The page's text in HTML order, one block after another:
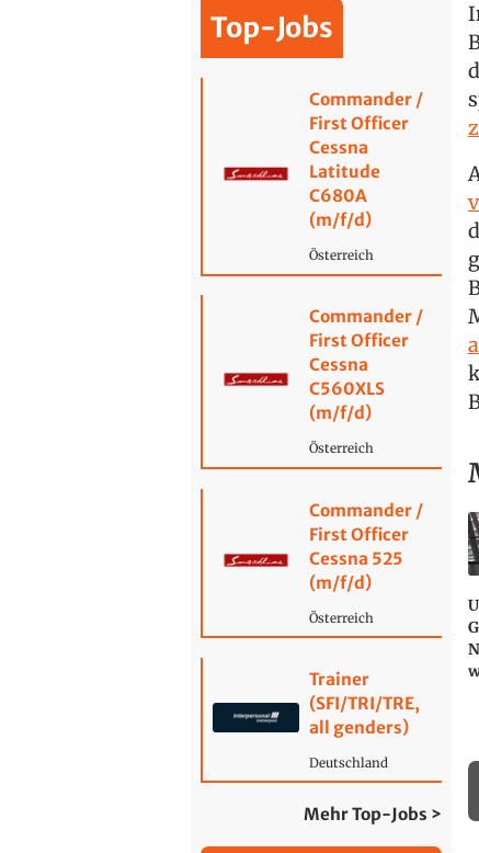
Top-Jobs
Commander /
First Officer
Cessna
Latitude
C680A
(m/f/d)
Österreich
Commander /
First Officer
Cessna
C560XLS
(m/f/d)
Österreich
Commander /
First Officer
Cessna 525
(m/f/d)
Österreich
Trainer
(SFI/TRI/TRE,
all genders)
Deutschland
Mehr Top-Jobs >